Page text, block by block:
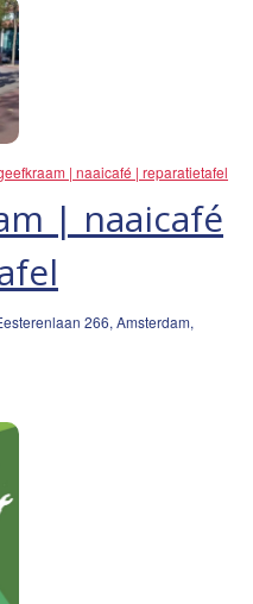
| naaicafé
| naaicafé | reparatietafel
266, Amsterdam,